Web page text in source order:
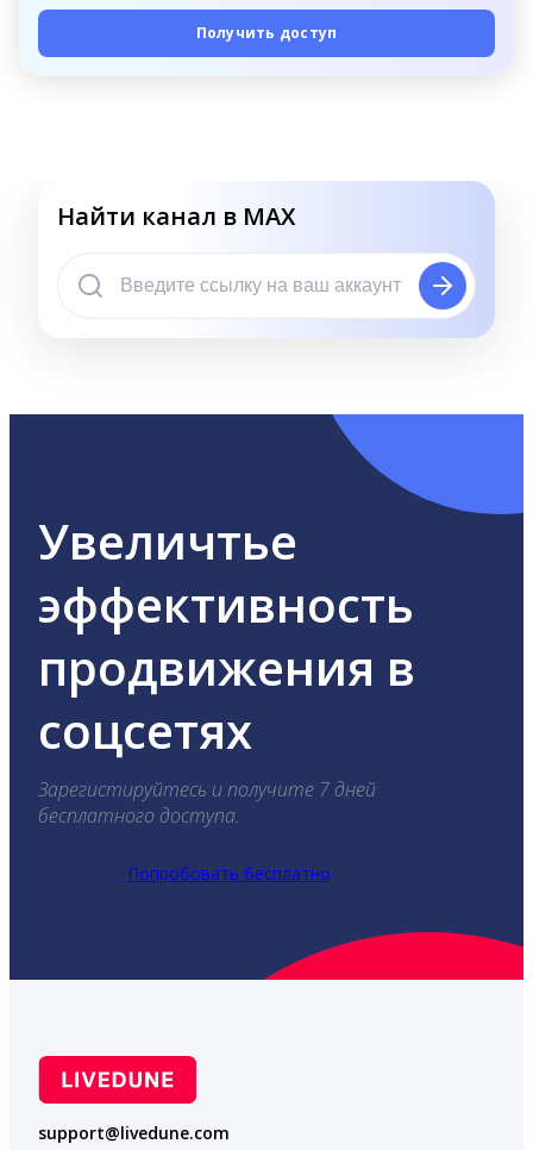
Получить доступ
Найти канал в MAX
Увеличтье
эффективность
продвижения в
соцсетях
Зарегистируйтесь и получите 7 дней
бесплатного доступа.
Попробовать бесплатно
support@livedune.com